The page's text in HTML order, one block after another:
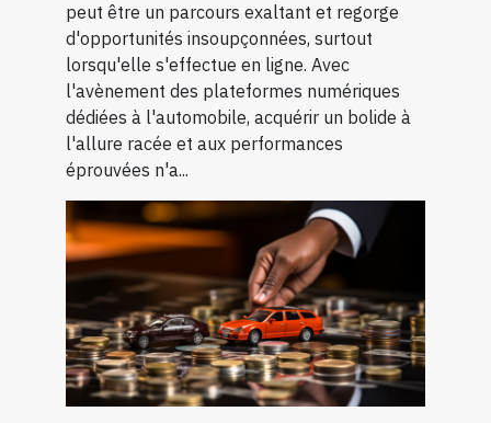
peut être un parcours exaltant et regorge
d'opportunités insoupçonnées, surtout
lorsqu'elle s'effectue en ligne. Avec
l'avènement des plateformes numériques
dédiées à l'automobile, acquérir un bolide à
l'allure racée et aux performances
éprouvées n'a...